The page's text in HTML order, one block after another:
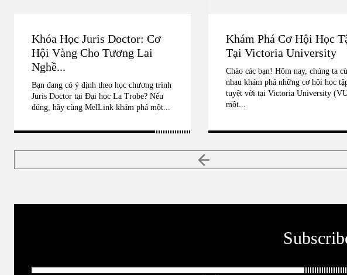
Khóa Học Juris Doctor: Cơ
Hội Vàng Cho Tương Lai
Nghề...
Bạn đang có ý định theo học chương trình
Juris Doctor tại Đại học La Trobe? Nếu
đúng, hãy cùng MelLink khám phá một...
Khám Phá Cơ Hội Học
Tại Victoria University
Chào các bạn! Hôm nay, chúng ta
nhau khám phá những cơ hội học
tuyệt vời tại Victoria University
một...